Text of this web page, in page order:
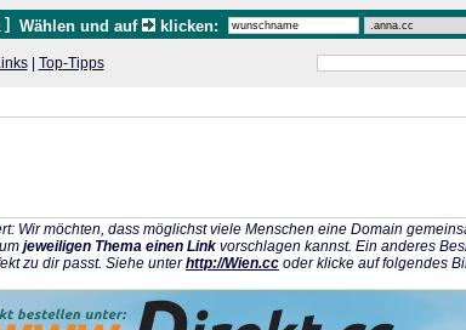
] Wählen und auf klicken:
| Top-Tipps
Wir möchten, dass möglichst viele Menschen eine Domain
jeweiligen Thema einen Link vorschlagen kannst. Ein anderes
zu dir passt. Siehe unterhttp://Wien.cc oder klicke auf folgendes